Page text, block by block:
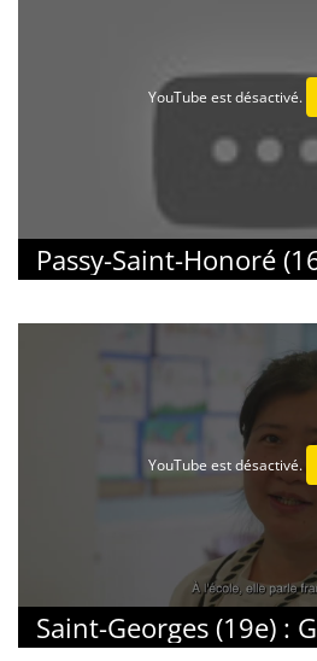
YouTube est désactivé.
YouTube est désactivé.